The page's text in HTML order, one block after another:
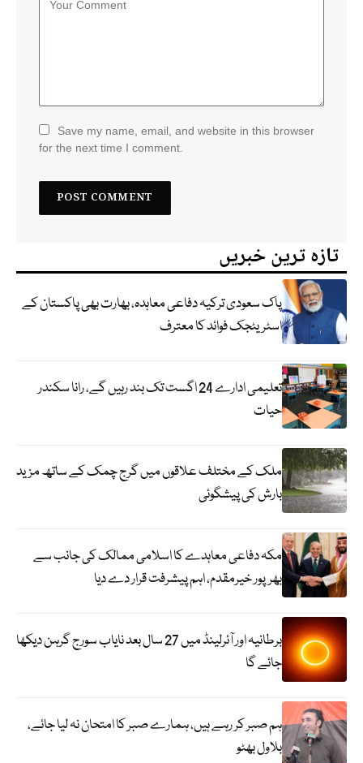
Save my name, email, and website in this browser
for the next time I comment.
تازہ ترین خبریں
پاک سعودی ترکیہ دفاعی معاہدہ، بھارت بھی پاکستان کے
اسٹریٹجک فوائد کا معترف
تعلیمی ادارے 24 اگست تک بند رہیں گے، رانا سکندر
حیات
ملک کے مختلف علاقوں میں گرج چمک کے ساتھ مزید
بارش کی پیشگوئی
مکہ دفاعی معاہدے کا اسلامی ممالک کی جانب سے
بھرپور خیرمقدم، اہم پیشرفت قرار دے دیا
برطانیہ اور آئرلینڈ میں 27 سال بعد نایاب سورج گرہن دیکھا
جائے گا
ہم صبر کر رہے ہیں، ہمارے صبر کا امتحان نہ لیا جائے،
بلاول بھٹو